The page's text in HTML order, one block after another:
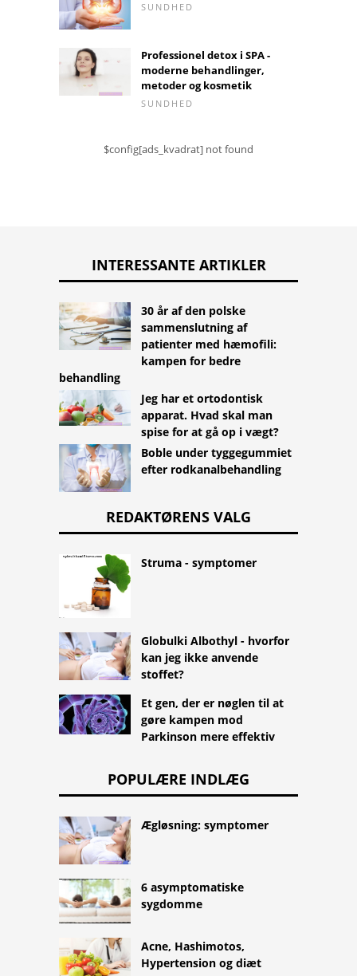
SUNDHED
Professionel detox i SPA -
moderne behandlinger,
metoder og kosmetik
SUNDHED
$config[ads_kvadrat] not found
INTERESSANTE ARTIKLER
30 år af den polske
sammenslutning af
patienter med hæmofili:
kampen for bedre
behandling
Jeg har et ortodontisk
apparat. Hvad skal man
spise for at gå op i vægt?
Boble under tyggegummiet
efter rodkanalbehandling
REDAKTØRENS VALG
Struma - symptomer
Globulki Albothyl - hvorfor
kan jeg ikke anvende
stoffet?
Et gen, der er nøglen til at
gøre kampen mod
Parkinson mere effektiv
POPULÆRE INDLÆG
Ægløsning: symptomer
6 asymptomatiske
sygdomme
Acne, Hashimotos,
Hypertension og diæt